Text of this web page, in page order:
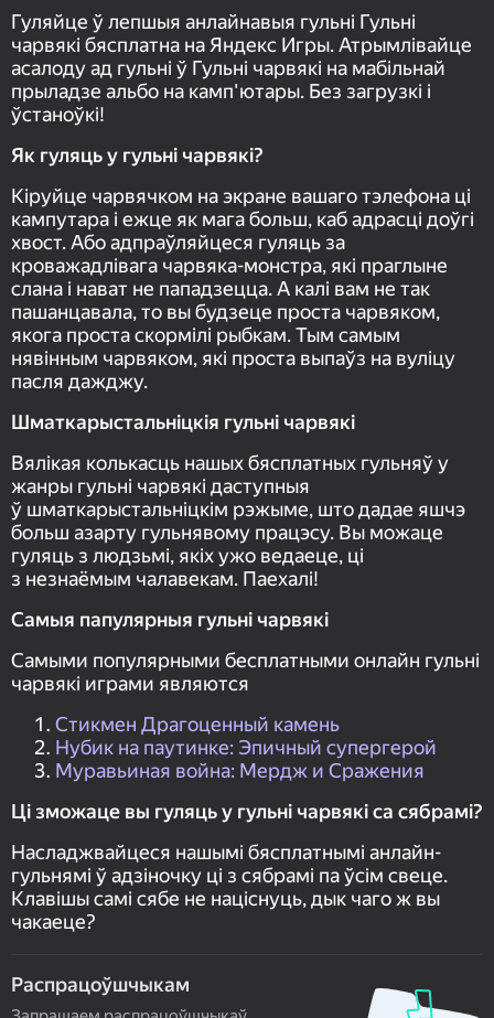
Гуляйце ў лепшыя анлайнавыя гульні Гульні
чарвякі бясплатна на Яндекс Игры. Атрымлівайце
асалоду ад гульні ў Гульні чарвякі на мабільнай
прыладзе альбо на камп'ютары. Без загрузкі і
ўстаноўкі!
Як гуляць у гульні чарвякі?
Кіруйце чарвячком на экране вашаго тэлефона ці
кампутара і ежце як мага больш, каб адрасці доўгі
хвост. Або адпраўляйцеся гуляць за
кроважадлівага чарвяка-монстра, які праглыне
слана і нават не пападзецца. А калі вам не так
пашанцавала, то вы будзеце проста чарвяком,
якога проста скормілі рыбкам. Тым самым
нявінным чарвяком, які проста выпаўз на вуліцу
пасля дажджу.
Шматкарыстальніцкiя гульні чарвякі
Вялікая колькасць нашых бясплатных гульняў у
жанры гульні чарвякі даступныя
ў шматкарыстальніцкім рэжыме, што дадае яшчэ
больш азарту гульнявому працэсу. Вы можаце
гуляць з людзьмі, якіх ужо ведаеце, ці
з незнаёмым чалавекам. Паехалі!
Самыя папулярныя гульні чарвякі
Самыми популярными бесплатными онлайн гульні
чарвякі играми являются
Стикмен Драгоценный камень
Нубик на паутинке: Эпичный супергерой
Муравьиная война: Мердж и Сражения
Ці зможаце вы гуляць у гульні чарвякі са сябрамі?
Насладжвайцеся нашымі бясплатнымі анлайн-
гульнямі ў адзіночку ці з сябрамі па ўсім свеце.
Клавішы самі сябе не націснуць, дык чаго ж вы
чакаеце?
Распрацоўшчыкам